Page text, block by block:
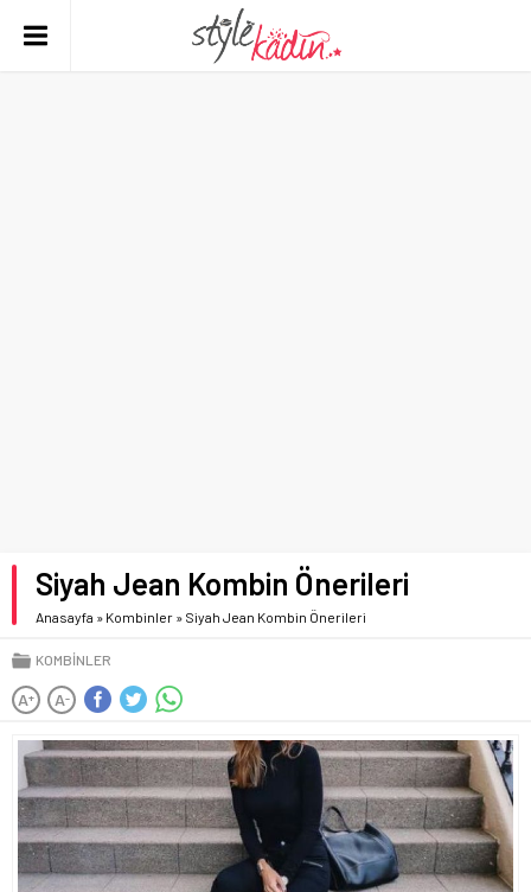
Siyah Jean Kombin Önerileri
Anasayfa » Kombinler » Siyah Jean Kombin Önerileri
KOMBINLER
A+ A-